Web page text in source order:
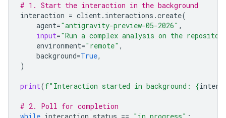
# 1. Start the interaction in the background
interaction = client. interactions .create(
agent="antigravity-preview-05-2026" ,
input="Run a complex analysis on the
environment="remote" ,
background=True,
)
print(f"Interaction started in background: {
# 2. Poll for completion